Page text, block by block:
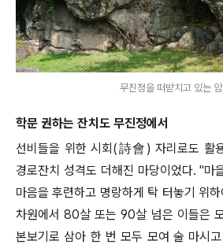
무진정을 떠받치고 있는
학문 권하는 잔치도 무진정에서
선비들을 위한 시회 (詩會 )자리로도 활
경로잔치 성격도 더해진 마당이었다. "마
마음을 후련하고 명랑하게 탁 터놓기 위
차원에서80살 또는90살 넘은 이들은
본보기로 삼아 한 번 모두 모여 술 마시고